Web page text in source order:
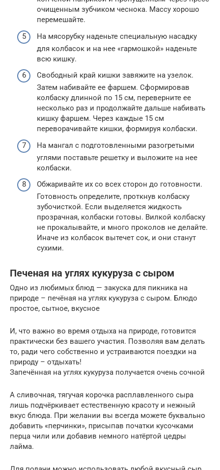
очищенным зубчиком чеснока. Массу хорошо
перемешайте.
На мясорубку наденьте специальную насадку
для колбасок и на нее «гармошкой» наденьте
всю кишку.
Свободный край кишки завяжите на узелок.
Затем набивайте ее фаршем. Сформировав
колбаску длинной по 15 см, переверните ее
несколько раз и продолжайте дальше набивать
кишку фаршем. Через каждые 15 см
переворачивайте кишки, формируя колбаски.
На мангал с подготовленными разогретыми
углями поставьте решетку и выложите на нее
колбаски.
Обжаривайте их со всех сторон до готовности.
Готовность определите, проткнув колбаску
зубочисткой. Если выделяется жидкость
прозрачная, колбаски готовы. Вилкой колбаску
не прокалывайте, и много проколов не делайте.
Иначе из колбасок вытечет сок, и они станут
сухими.
Печеная на углях кукуруза с сыром
Одно из любимых блюд — закуска для пикника на
природе – печёная на углях кукуруза с сыром. Блюдо
простое, сытное, вкусное
И, что важно во время отдыха на природе, готовится
практически без вашего участия. Позволяя вам делать
то, ради чего собственно и устраиваются поездки на
природу – отдыхать!
Запечённая на углях кукуруза получается очень сочной
А сливочная, тягучая корочка расплавленного сыра
лишь подчёркивает естественную красоту и нежный
вкус блюда. При желании вы всегда можете буквально
добавить «перчинки», присыпав початки кусочками
перца чили или добавив немного натёртой цедры
лайма.